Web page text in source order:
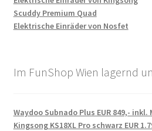
Scuddy Premium Quad
Elektrische Einräder von Nosfet
Im FunShop Wien lagernd
Waydoo Subnado Plus EUR 849,- inkl.
Kingsong KS18XL Pro schwarz EUR